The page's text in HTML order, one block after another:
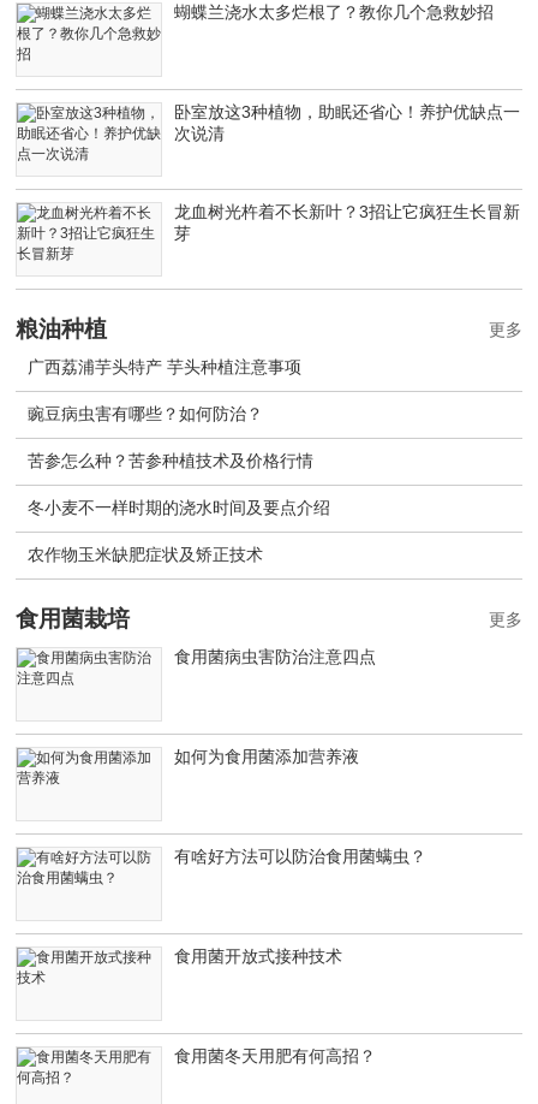
蝴蝶兰浇水太多烂根了？教你几个急救妙招
卧室放这3种植物，助眠还省心！养护优缺点一
次说清
龙血树光杵着不长新叶？3招让它疯狂生长冒新
芽
粮油种植
广西荔浦芋头特产 芋头种植注意事项
豌豆病虫害有哪些？如何防治？
苦参怎么种？苦参种植技术及价格行情
冬小麦不一样时期的浇水时间及要点介绍
农作物玉米缺肥症状及矫正技术
更多
食用菌栽培
食用菌病虫害防治注意四点
如何为食用菌添加营养液
有啥好方法可以防治食用菌螨虫？
食用菌开放式接种技术
食用菌冬天用肥有何高招？
更多